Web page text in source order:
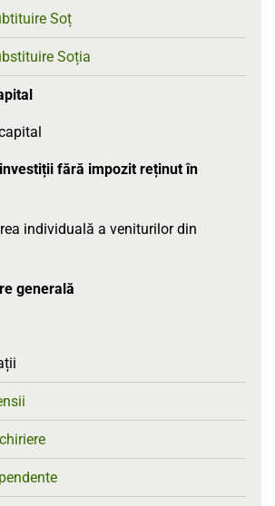
Soț
Soția
fără impozit reținut în
individuală a veniturilor din
generală